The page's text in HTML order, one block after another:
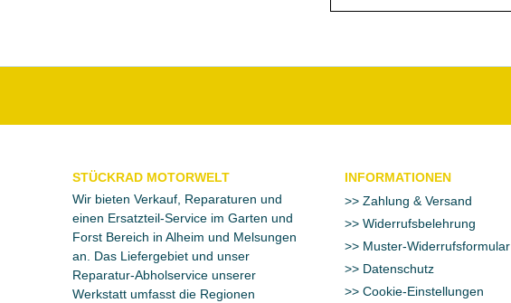
STÜCKRAD MOTORWELT
Wir bieten Verkauf, Reparaturen und
einen Ersatzteil-Service im Garten und
Forst Bereich in Alheim und Melsungen
an. Das Liefergebiet und unser
Reparatur-Abholservice unserer
Werkstatt umfasst die Regionen
INFORMATIONEN
Zahlung & Versand
Widerrufsbelehrung
Muster-Widerrufsformular
Datenschutz
Cookie-Einstellungen